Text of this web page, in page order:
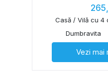
Casă / Vilă cu 4
Dumbravita
Vezi mai